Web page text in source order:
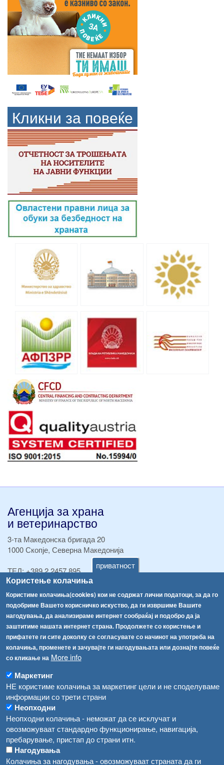
приватност
Користење колачиња
Користиме колачиња(cookies) кои не содржат лични податоци, за да го
подобриме Вашето корисничко искуство, да ги извршиме Вашите
нагодувања, да анализираме интернет сообраќај и подобро да ја
заштитиме нашата интернет страна. Продолжете со користење и
прифатете ги сите доколку се согласувате со начинот на употреба на
колачиња, променете и зачувајте ги нагодувањата или дознајте повеќе
со кликање на More info
Маркетинг
НЕ користиме колачиња за маркетинг цели и не споделуваме
информации со трети страни
Неопходни
Неопходни колачиња - неможат да се исклучат и
овозможуваат стандардно функционирање, навигација,
пребарување, пристап до страни итн.
Нагодувања
Колачиња за нагодувања - овозможуваат страната да ги
Кликни за повеќе
Агенција за храна
и ветеринарство
3-та Македонска бригада 20
1000 Скопје, Северна Македонија
ТЕЛ:+389 2 2457 895
ТЕЛ:+389 2 2457 873
Факс:+389 2 2457 893
Факс:+389 2 2457 871
info@fva.gov.mk
[АХВ-претходна страна]
Соопштенија
Република Бугарија ги засили официјалните контроли при увоз на свежо овошје и зеленчук
Високите температури ризик од труење со храна, опасни се и за животните
Водата во Гостивар може да се користи како техничка, продолжува испораката на флаширана вода
Во Гостивар спроведени 70 вонредни контроли
Забраната за водата во Гостивар останува на сила, операторите да користат само технички безбедна вода
Навигација
Обрасци
Огласи